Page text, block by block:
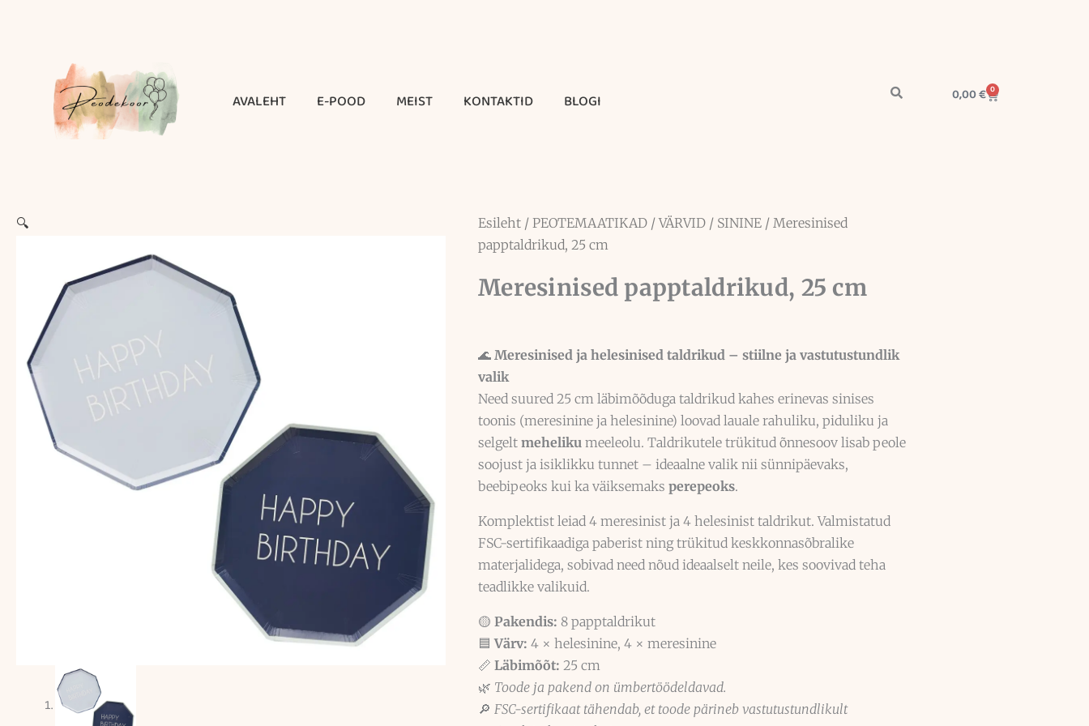
AVALEHT E-POOD MEIST KONTAKTID BLOGI 0,00€ 0
Cart
🔍 Esileht / PEOTEMAATIKAD /VÄRVID / SININE / Meresinised
papptaldrikud, 25 cm
Meresinised papptaldrikud, 25 cm
🌊 Meresinised ja helesinised taldrikud – stiilne ja vastutustundlik
valik
Need suured 25 cm läbimõõduga taldrikud kahes erinevas sinises
toonis (meresinine ja helesinine) loovad lauale rahuliku, piduliku ja
selgelt meheliku meeleolu. Taldrikutele trükitud õnnesoov lisab peole
soojust ja isiklikku tunnet – ideaalne valik nii sünnipäevaks,
beebipeoks kui ka väiksemaks perepeoks.
Komplektist leiad 4 meresinist ja 4 helesinist taldrikut. Valmistatud
FSC-sertifikaadiga paberist ning trükitud keskkonnasõbralike
materjalidega, sobivad need nõud ideaalselt neile, kes soovivad teha
teadlikke valikuid.
🟡 Pakendis: 8 papptaldrikut
🟦Värv: 4 × helesinine, 4 × meresinine
📏 Läbimõõt: 25 cm
🌿 Toode ja pakend on ümbertöödeldavad.
🔎 FSC-sertifikaat tähendab, et toode pärineb vastutustundlikult